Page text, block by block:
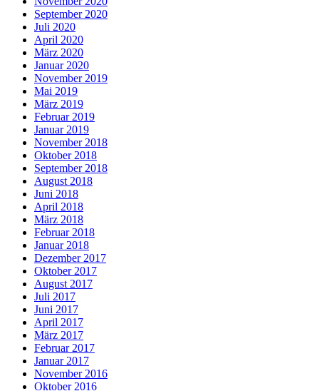
September 2020
Juli 2020
April 2020
März 2020
Januar 2020
November 2019
Mai 2019
März 2019
Februar 2019
Januar 2019
November 2018
Oktober 2018
September 2018
August 2018
Juni 2018
April 2018
März 2018
Februar 2018
Januar 2018
Dezember 2017
Oktober 2017
August 2017
Juli 2017
Juni 2017
April 2017
März 2017
Februar 2017
Januar 2017
November 2016
Oktober 2016